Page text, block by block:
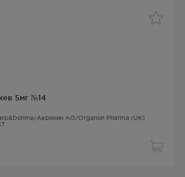
5мг №14
Акрихин АО/Organon Pharma (UK)